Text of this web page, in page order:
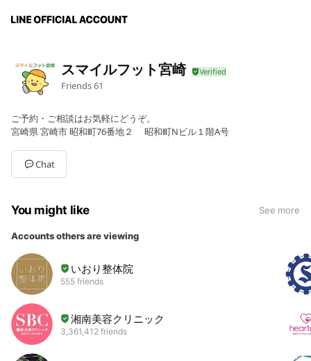
スマイルフット宮崎
Friends61
ご予約・ご相談はお気軽にどうぞ。
宮崎県 宮崎市 昭和町76番地２ 昭和町Nビル１階A号
Chat
You might like See more
Accounts others are viewing
いおり整体院
555 friends
湘南美容クリニック
3,361,412 friends